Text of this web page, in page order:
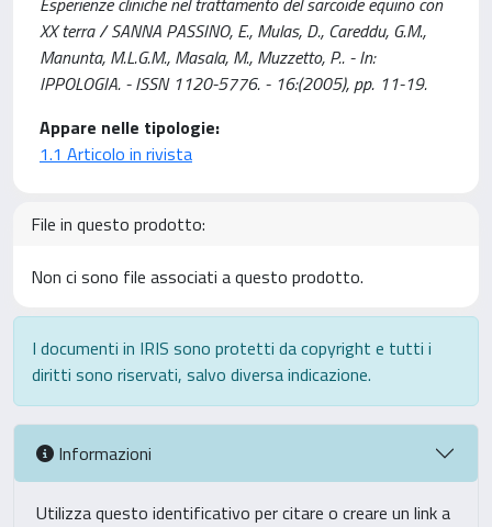
XX terra / SANNA PASSINO, E., Mulas, D., Careddu, G.M.,
Manunta, M.L.G.M., Masala, M., Muzzetto, P.. - In:
IPPOLOGIA. - ISSN 1120-5776. - 16:(2005), pp. 11-19.
Appare nelle tipologie:
1.1 Articolo in rivista
File in questo prodotto:
Non ci sono file associati a questo prodotto.
I documenti in IRIS sono protetti da copyright e tutti i
diritti sono riservati, salvo diversa indicazione.
Informazioni
Utilizza questo identificativo per citare o creare un link a